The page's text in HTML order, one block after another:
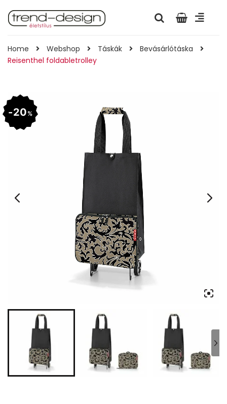
Home Webshop Táskák
Bevásárlótáska
Reisenthel foldabletrolley
20%